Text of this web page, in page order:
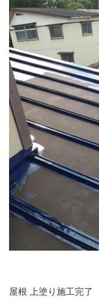
屋根 上塗り施工完了